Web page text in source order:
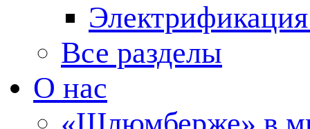
Все разделы
О нас